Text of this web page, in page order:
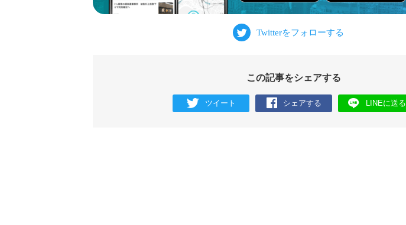
この記事をシェアする
ツイート シェアする LINEに送る